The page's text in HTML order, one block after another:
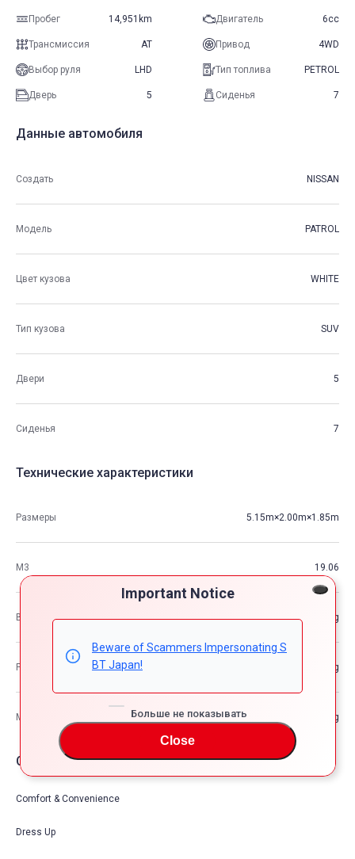
Important Notice
Beware of Scammers Impersonating S
BT Japan!
Больше не показывать
Close
Пробег 14,951km Двигатель 6cc
Трансмиссия AT Привод 4WD
Выбор руля LHD Тип топлива PETROL
Дверь 5 Сиденья 7
Данные автомобиля
Создать NISSAN
Модель PATROL
Цвет кузова WHITE
Тип кузова SUV
Двери 5
Сиденья 7
Технические характеристики
Размеры 5.15m×2.00m×1.85m
М3 19.06
Вес автомобиля —kg
Разрешенная максимальная масса транспортного средства —kg
Максимальная грузоподъемность —kg
Опции автомобия
Comfort & Convenience
Dress Up